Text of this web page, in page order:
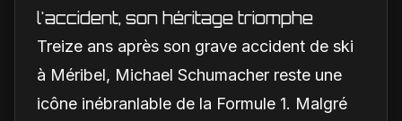
l'accident, son héritage triomphe
Treize ans après son grave accident de ski
à Méribel, Michael Schumacher reste une
icône inébranlable de la Formule 1. Malgré